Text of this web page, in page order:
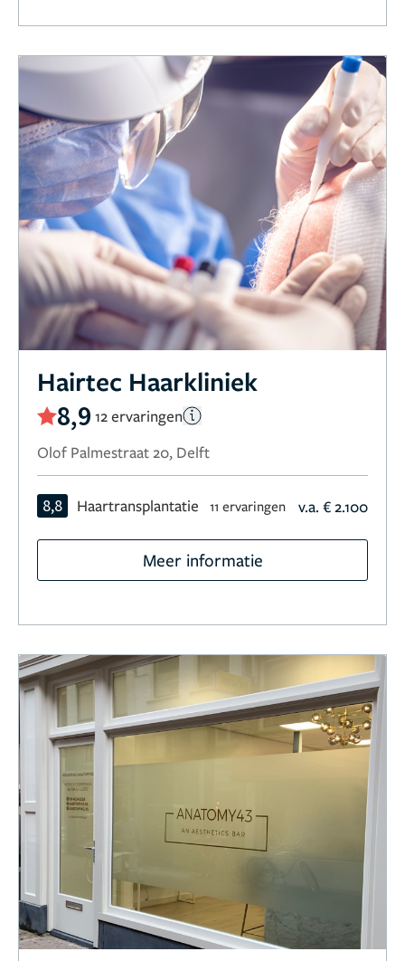
Hairtec Haarkliniek
8,9 12 ervaringen
Olof Palmestraat 20, Delft
8,8 Haartransplantatie 11 ervaringen v.a. € 2.100
Meer informatie